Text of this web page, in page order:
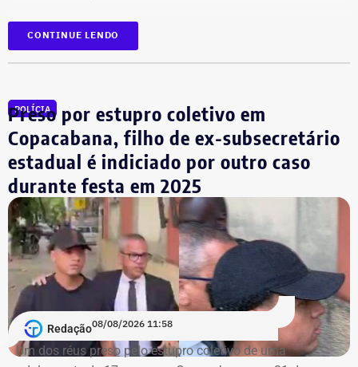
*Em atualização
CONTINUE LENDO
POLÍCIA
Preso por estupro coletivo em
Copacabana, filho de ex-subsecretário
estadual é indiciado por outro caso
durante festa em 2025
Redação08/08/2026 11:58
Um dos réus preso pelo estupro coletivo de uma